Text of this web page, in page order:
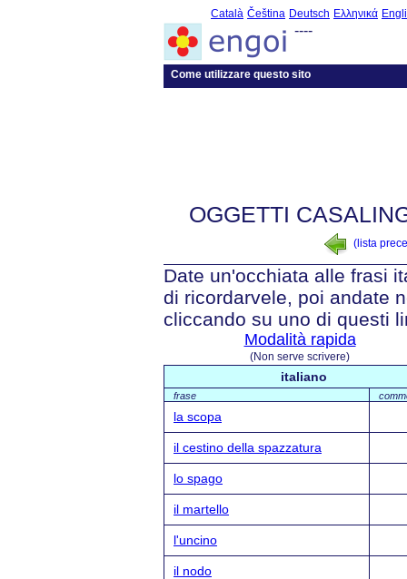
Català Čeština Deutsch Ελληνικά
----
Come utilizzare questo sito
OGGETTI
(lista
Date un'occhiata alle frasi
di ricordarvele, poi andate
cliccando su uno di questi
Modalità rapida
(Non serve scrivere)
italiano
frase
la scopa
il cestino della spazzatura
lo spago
il martello
l'uncino
il nodo